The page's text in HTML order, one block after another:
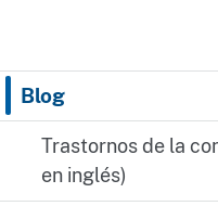
Blog
Trastornos de la
en inglés)